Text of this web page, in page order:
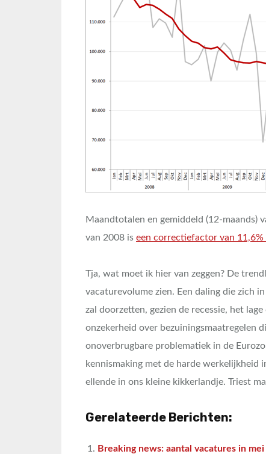
Maandtotalen en gemiddeld (12-maands)
van 2008 is een correctiefactor van 11,6%
Tja, wat moet ik hier van zeggen? De
vacaturevolume zien. Een daling die zich
zal doorzetten, gezien de recessie, het
onzekerheid over bezuiningsmaatregelen
onoverbrugbare problematiek in de
kennismaking met de harde werkelijkheid
ellende in ons kleine kikkerlandje. Triest
Gerelateerde Berichten:
Breaking news: aantal vacatures in